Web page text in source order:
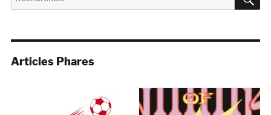
pour :
Articles Phares